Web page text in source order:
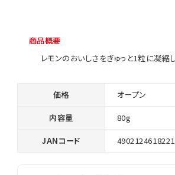
商品概要
レモンのおいしさをぎゅっと1粒に凝縮
価格 オープン
内容量 80g
JANコード 4902124618221